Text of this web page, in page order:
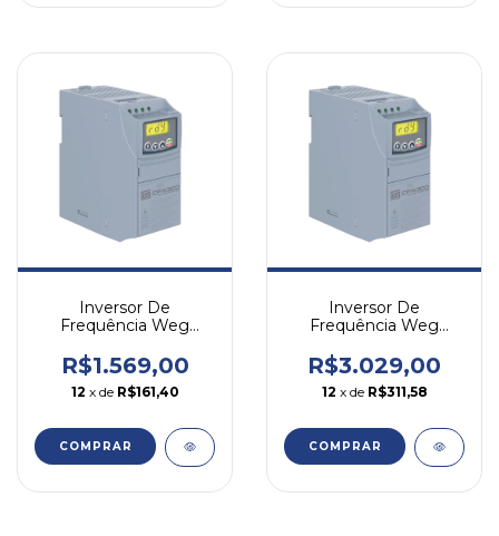
Inversor De
Frequência Weg
Trifásico
R$1.569,00
12 x de R$161,40
COMPRAR
Inversor De
Frequência Weg
Tri
R$3.029,00
12 x de R$311,58
COMPRAR